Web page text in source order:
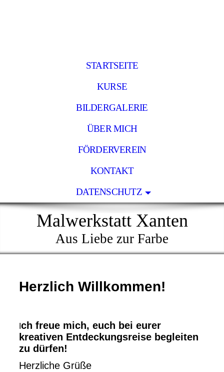
STARTSEITE
KURSE
BILDERGALERIE
ÜBER MICH
FÖRDERVEREIN
KONTAKT
DATENSCHUTZ
Malwerkstatt Xanten
Aus Liebe zur Farbe
Herzlich Willkommen!
ch freue mich, euch bei eurer
kreativen Entdeckungsreise begleiten
zu dürfen!
Herzliche Grüße